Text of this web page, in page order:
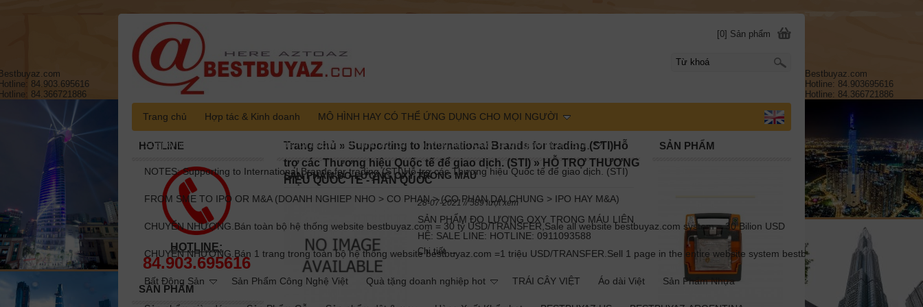
SẢN PHẨM ĐO LƯỢNG OXY TRONG MÁU
28-07-2021 // 589 lượt xem
SẢN PHẨM ĐO LƯỢNG OXY TRONG MÁU LIÊN
HỆ: SALE LINE: HOTLINE: 0911093588
Chi tiết →
Trang chủ » Supporting to International Brands for trading.(STI)Hỗ
trợ các Thương hiệu Quốc tế để giao dịch. (STI) » HỖ TRỢ THƯƠNG
HIỆU QUỐC TẾ - HÀN QUỐC
SẢN PHẨM
HOTLINE
HOTLINE:
84.903.695616
SẢN PHẨM
[0] Sản phẩm
Trang chủ Hợp tác & Kinh doanh MÔ HÌNH HAY CÓ THỂ ỨNG DỤNG CHO MỌI NGƯỜI
Supporting to International Brands for trading.(STI)Hỗ trợ các Thương hiệu Quốc tế để giao dịch. (STI)
NOTES: Supporting to International Brands for trading.(STI)Hỗ trợ các Thương hiệu Quốc tế để giao dịch. (STI)
FROM SME TO IPO OR M&A (DOANH NGHIEP NHO > CO PHAN > (CO PHAN DAI CHUNG > IPO HAY M&A)
CHUYỂN NHƯỢNG.Bán toàn bộ hệ thống website bestbuyaz.com = 30 tỷ USD/TRANSFER,Sale all website bestbuyaz.com system = 30 Bilion USD
CHUYỂN NHƯỢNG.Bán 1 trang trong toàn bộ hệ thống website bestbuyaz.com =1 triệu USD/TRANSFER.Sell ​​1 page in the entire website system bestbuyaz.com =1 million USD
Bất Động Sản Sản Phẩm Công Nghệ Việt Quà tặng doanh nghiệp hot TRÁI CÂY VIỆT Áo dài Việt Sản Phẩm Nhựa
84.903.695616
84.366721886
Bestbuyaz.com
Hotline: 84.903695616
Hotline: 84.366721886